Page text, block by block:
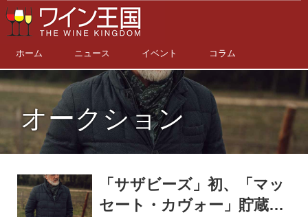
ホーム ニュース イベント コラム
オークション
「サザビーズ」初、「マッ
セート・カヴォー」貯蔵の